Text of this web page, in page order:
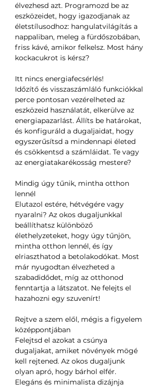
élvezhesd azt. Programozd be az
eszközeidet, hogy igazodjanak az
életstílusodhoz: hangulatvilágítás a
nappaliban, meleg a fürdőszobában,
friss kávé, amikor felkelsz. Most hány
kockacukrot is kérsz?
Itt nincs energiafecsérlés!
Időzítő és visszaszámláló funkciókkal
perce pontosan vezérelheted az
eszközeid használatát, elkerülve az
energiapazarlást. Állíts be határokat,
és konfiguráld a dugaljaidat, hogy
egyszerűsítsd a mindennapi életed
és csökkentsd a számláidat. Te vagy
az energiatakarékosság mestere?
Mindig úgy tűnik, mintha otthon
lennél
Elutazol estére, hétvégére vagy
nyaralni? Az okos dugaljunkkal
beállíthatsz különböző
élethelyzeteket, hogy úgy tűnjön,
mintha otthon lennél, és így
elriaszthatod a betolakodókat. Most
már nyugodtan élvezheted a
szabadidődet, míg az otthonod
fenntartja a látszatot. Ne felejts el
hazahozni egy szuvenírt!
Rejtve a szem elől, mégis a figyelem
középpontjában
Felejtsd el azokat a csúnya
dugaljakat, amiket növények mögé
kell rejtened. Az okos dugaljunk
olyan apró, hogy bárhol elfér.
Elegáns és minimalista dizájnja